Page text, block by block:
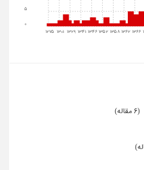
1275 1301 1329 1341 1346 1352 1358 1362 1366